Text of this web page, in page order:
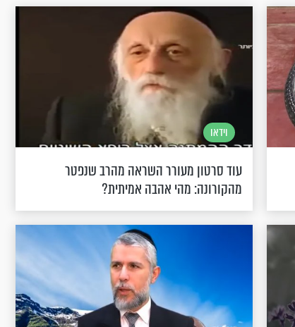
וידאו
עוד סרטון מעורר השראה מהרב שנפטר
מהקורונה: מהי אהבה אמיתית?